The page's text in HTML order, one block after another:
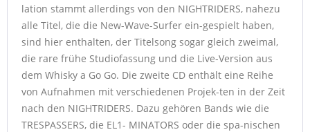
lation stammt allerdings von den NIGHTRIDERS, nahezu
alle Titel, die die New-Wave-Surfer ein-gespielt haben,
sind hier enthalten, der Titelsong sogar gleich zweimal,
die rare frühe Studiofassung und die Live-Version aus
dem Whisky a Go Go. Die zweite CD enthält eine Reihe
von Aufnahmen mit verschiedenen Projek-ten in der Zeit
nach den NIGHTRIDERS. Dazu gehören Bands wie die
TRESPASSERS, die EL1- MINATORS oder die spa-nischen